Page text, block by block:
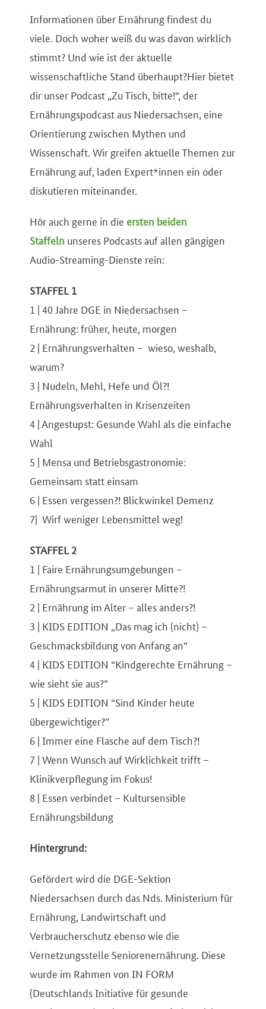
Informationen über Ernährung findest du
viele. Doch woher weiß du was davon wirklich
stimmt? Und wie ist der aktuelle
wissenschaftliche Stand überhaupt?Hier bietet
dir unser Podcast „Zu Tisch, bitte!“, der
Ernährungspodcast aus Niedersachsen, eine
Orientierung zwischen Mythen und
Wissenschaft. Wir greifen aktuelle Themen zur
Ernährung auf, laden Expert*innen ein oder
diskutieren miteinander.
Hör auch gerne in die ersten beiden
Staffeln unseres Podcasts auf allen gängigen
Audio-Streaming-Dienste rein:
STAFFEL 1
1 | 40 Jahre DGE in Niedersachsen –
Ernährung: früher, heute, morgen
2 | Ernährungsverhalten – wieso, weshalb,
warum?
3 | Nudeln, Mehl, Hefe und Öl?!
Ernährungsverhalten in Krisenzeiten
4 | Angestupst: Gesunde Wahl als die einfache
Wahl
5 | Mensa und Betriebsgastronomie:
Gemeinsam statt einsam
6 | Essen vergessen?! Blickwinkel Demenz
7| Wirf weniger Lebensmittel weg!
STAFFEL 2
1 | Faire Ernährungsumgebungen –
Ernährungsarmut in unserer Mitte?!
2 | Ernährung im Alter – alles anders?!
3 | KIDS EDITION „Das mag ich (nicht) –
Geschmacksbildung von Anfang an“
4 | KIDS EDITION “Kindgerechte Ernährung –
wie sieht sie aus?”
5 | KIDS EDITION “Sind Kinder heute
übergewichtiger?”
6 | Immer eine Flasche auf dem Tisch?!
7 | Wenn Wunsch auf Wirklichkeit trifft –
Klinikverpflegung im Fokus!
8 | Essen verbindet – Kultursensible
Ernährungsbildung
Hintergrund:
Gefördert wird die DGE-Sektion
Niedersachsen durch das Nds. Ministerium für
Ernährung, Landwirtschaft und
Verbraucherschutz ebenso wie die
Vernetzungsstelle Seniorenernährung. Diese
wurde im Rahmen von IN FORM
(Deutschlands Initiative für gesunde